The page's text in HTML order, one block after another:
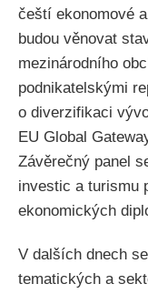
čeští ekonomové
budou věnovat
mezinárodního
podnikatelskými
o diverzifikaci
EU Global
Závěrečný panel
investic a turismu
ekonomických
V dalších dnech
tematických a